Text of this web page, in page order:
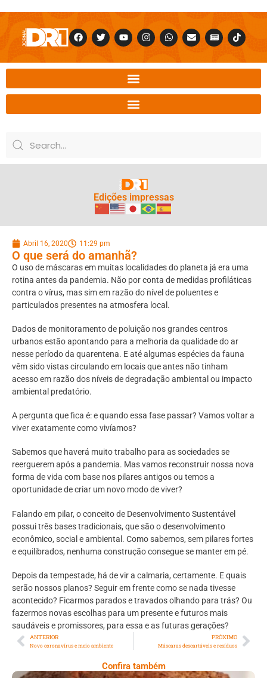
Edições impressas
Abril 16, 2020 11:29 pm
O que será do amanhã?
O uso de máscaras em muitas localidades do planeta já era uma
rotina antes da pandemia. Não por conta de medidas profiláticas
contra o vírus, mas sim em razão do nível de poluentes e
particulados presentes na atmosfera local.
Dados de monitoramento de poluição nos grandes centros
urbanos estão apontando para a melhoria da qualidade do ar
nesse período da quarentena. E até algumas espécies da fauna
vêm sido vistas circulando em locais que antes não tinham
acesso em razão dos níveis de degradação ambiental ou impacto
ambiental predatório.
A pergunta que fica é: e quando essa fase passar? Vamos voltar a
viver exatamente como vivíamos?
Sabemos que haverá muito trabalho para as sociedades se
reerguerem após a pandemia. Mas vamos reconstruir nossa nova
forma de vida com base nos pilares antigos ou temos a
oportunidade de criar um novo modo de viver?
Falando em pilar, o conceito de Desenvolvimento Sustentável
possui três bases tradicionais, que são o desenvolvimento
econômico, social e ambiental. Como sabemos, sem pilares fortes
e equilibrados, nenhuma construção consegue se manter em pé.
Depois da tempestade, há de vir a calmaria, certamente. E quais
serão nossos planos? Seguir em frente como se nada tivesse
acontecido? Ficarmos parados e travados olhando para trás? Ou
fazermos novas escolhas para um presente e futuros mais
saudáveis e promissores, para essa e as futuras gerações?
ANTERIOR
Novo coronavírus e meio ambiente
PRÓXIMO
Máscaras descartáveis e resíduos
Confira também